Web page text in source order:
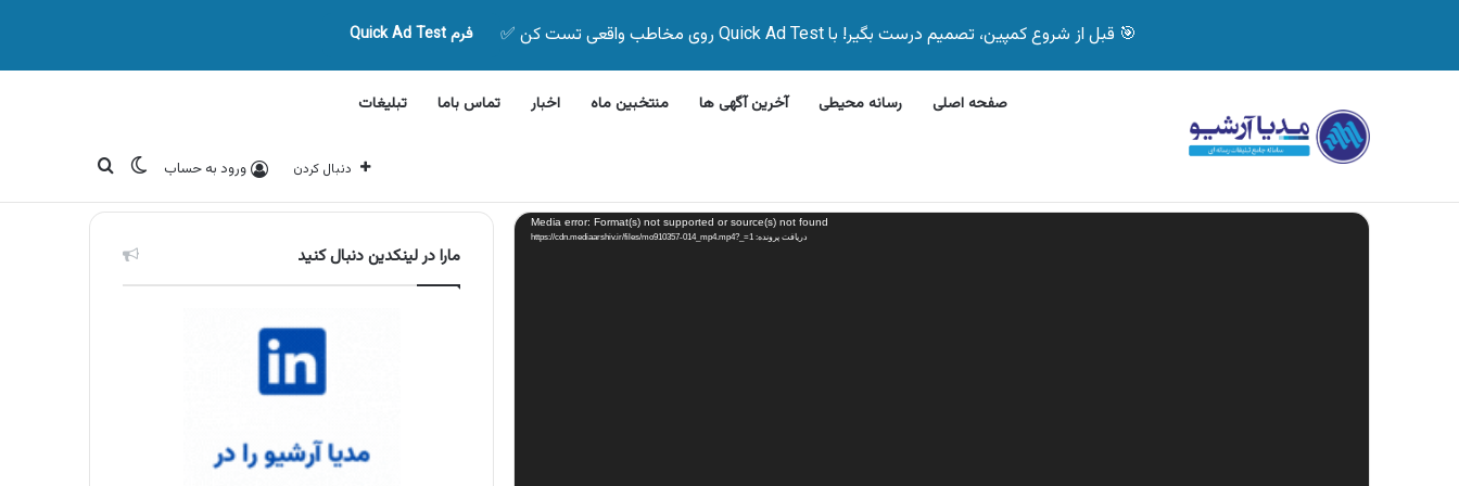
🎯 قبل از شروع کمپین، تصمیم درست بگیر! با Quick Ad Test روی مخاطب واقعی تست کن ✅ فرم Quick Ad Test
صفحه اصلی رسانه محیطی آخرین آگهی ها منتخبین ماه اخبار تماس باما تبلیغات
دنبال کردن ورود به حساب تغییر پوسته
جستجو برای چهارشنبه, 5 آگوست 2026 آگهی های تازه
نمایشگر
ویدیو Media error: Format(s) not supported or source(s) not found
دریافت پرونده: https://cdn.mediaarshiv.ir/files/mo910357-014_mp4.mp4?_=1
مارا در لینکدین دنبال کنید